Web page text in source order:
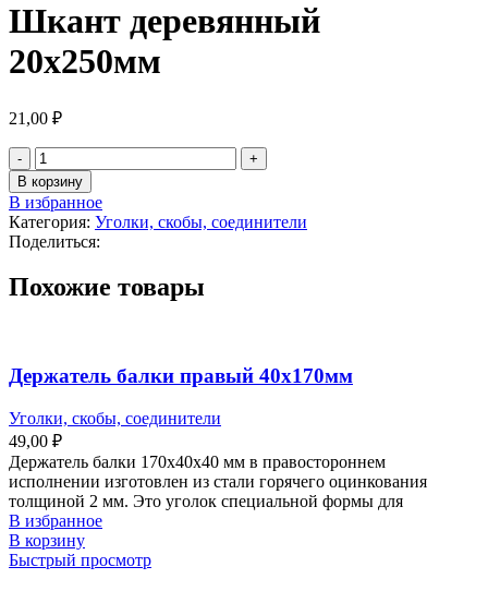
Шкант деревянный
20х250мм
21,00 ₽
В корзину
В избранное
Категория: Уголки, скобы, соединители
Поделиться:
Похожие товары
Держатель балки правый 40х170мм
Уголки, скобы, соединители
49,00 ₽
Держатель балки 170х40х40 мм в правостороннем
исполнении изготовлен из стали горячего оцинкования
толщиной 2 мм. Это уголок специальной формы для
В избранное
В корзину
Быстрый просмотр